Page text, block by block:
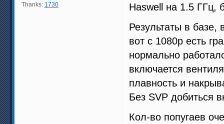
Thanks: 1730
Haswell на 1.5 ГГц,
Результаты в
вот с 1080p есть
нормально
включается
плавность и
Без SVP добиться
Кол-во попугаев